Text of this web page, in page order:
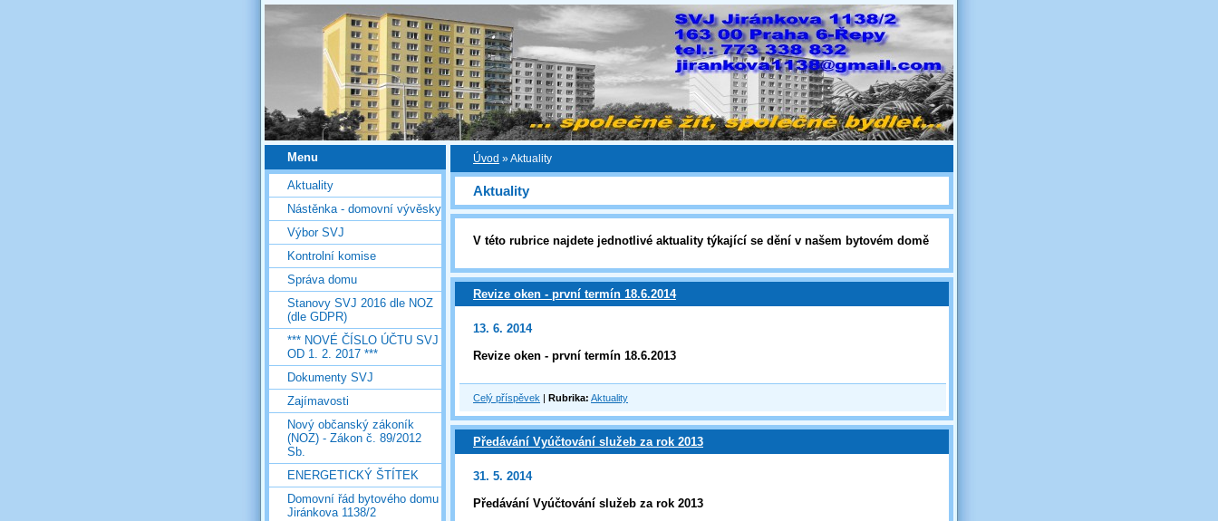
Menu
Aktuality
Nástěnka - domovní vývěsky
Výbor SVJ
Kontrolní komise
Správa domu
Stanovy SVJ 2016 dle NOZ
(dle GDPR)
*** NOVÉ ČÍSLO ÚČTU SVJ
OD 1. 2. 2017 ***
Dokumenty SVJ
Zajímavosti
Nový občanský zákoník
(NOZ) - Zákon č. 89/2012
Sb.
ENERGETICKÝ ŠTÍTEK
Domovní řád bytového domu
Jiránkova 1138/2
Úvod »Aktuality
Aktuality
V této rubrice najdete jednotlivé aktuality týkající se dění v našem bytovém domě
Revize oken - první termín 18.6.2014
13. 6. 2014
Revize oken - první termín 18.6.2013
Celý příspěvek | Rubrika: Aktuality
Předávání Vyúčtování služeb za rok 2013
31. 5. 2014
Předávání Vyúčtování služeb za rok 2013